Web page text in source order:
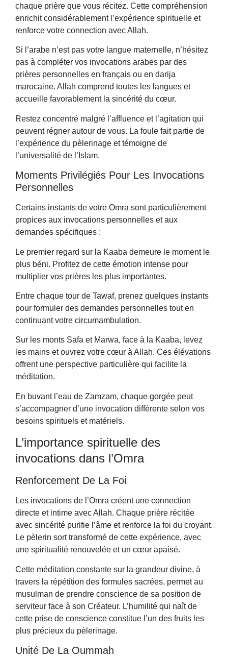
chaque prière que vous récitez. Cette compréhension
enrichit considérablement l’expérience spirituelle et
renforce votre connection avec Allah.
Si l’arabe n’est pas votre langue maternelle, n’hésitez
pas à compléter vos invocations arabes par des
prières personnelles en français ou en darija
marocaine. Allah comprend toutes les langues et
accueille favorablement la sincérité du cœur.
Restez concentré malgré l’affluence et l’agitation qui
peuvent régner autour de vous. La foule fait partie de
l’expérience du pèlerinage et témoigne de
l’universalité de l’Islam.
Moments Privilégiés Pour Les Invocations
Personnelles
Certains instants de votre Omra sont particulièrement
propices aux invocations personnelles et aux
demandes spécifiques :
Le premier regard sur la Kaaba demeure le moment le
plus béni. Profitez de cette émotion intense pour
multiplier vos prières les plus importantes.
Entre chaque tour de Tawaf, prenez quelques instants
pour formuler des demandes personnelles tout en
continuant votre circumambulation.
Sur les monts Safa et Marwa, face à la Kaaba, levez
les mains et ouvrez votre cœur à Allah. Ces élévations
offrent une perspective particulière qui facilite la
méditation.
En buvant l’eau de Zamzam, chaque gorgée peut
s’accompagner d’une invocation différente selon vos
besoins spirituels et matériels.
L’importance spirituelle des
invocations dans l’Omra
Renforcement De La Foi
Les invocations de l’Omra créent une connection
directe et intime avec Allah. Chaque prière récitée
avec sincérité purifie l’âme et renforce la foi du croyant.
Le pèlerin sort transformé de cette expérience, avec
une spiritualité renouvelée et un cœur apaisé.
Cette méditation constante sur la grandeur divine, à
travers la répétition des formules sacrées, permet au
musulman de prendre conscience de sa position de
serviteur face à son Créateur. L’humilité qui naît de
cette prise de conscience constitue l’un des fruits les
plus précieux du pèlerinage.
Unité De La Oummah